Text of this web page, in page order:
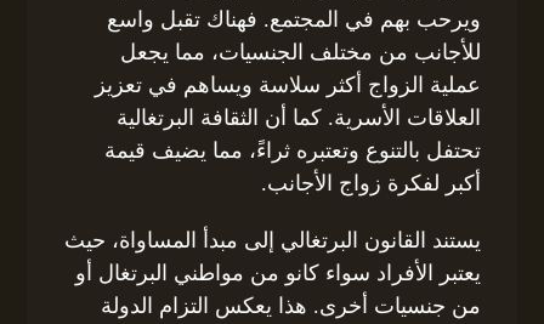
ويرحب بهم في المجتمع. فهناك تقبل واسع
للأجانب من مختلف الجنسيات، مما يجعل
عملية الزواج أكثر سلاسة ويساهم في تعزيز
العلاقات الأسرية. كما أن الثقافة البرتغالية
تحتفل بالتنوع وتعتبره ثراءً، مما يضيف قيمة
أكبر لفكرة زواج الأجانب.
يستند القانون البرتغالي إلى مبدأ المساواة، حيث
يعتبر الأفراد سواء كانو من مواطني البرتغال أو
من جنسيات أخرى. هذا يعكس التزام الدولة